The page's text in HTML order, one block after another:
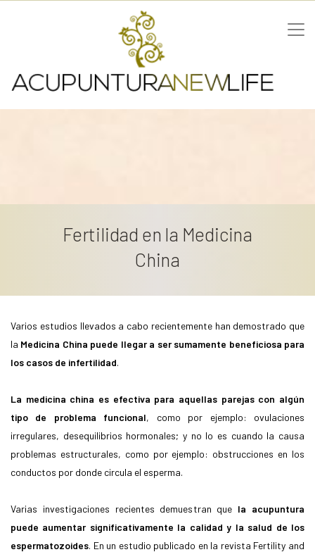
Fertilidad en la Medicina
China
Varios estudios llevados a cabo recientemente han demostrado que
la Medicina China puede llegar a ser sumamente beneficiosa para
los casos de infertilidad.
La medicina china es efectiva para aquellas parejas con algún
tipo de problema funcional, como por ejemplo: ovulaciones
irregulares, desequilibrios hormonales; y no lo es cuando la causa
problemas estructurales, como por ejemplo: obstrucciones en los
conductos por donde circula el esperma.
Varias investigaciones recientes demuestran que la acupuntura
puede aumentar significativamente la calidad y la salud de los
espermatozoides. En un estudio publicado en la revista Fertility and